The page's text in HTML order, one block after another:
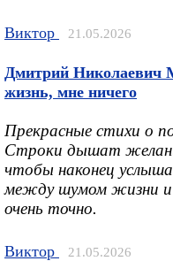
Виктор 21.05.2026
Дмитрий Николаевич
жизнь, мне ничего
Прекрасные стихи о
Строки дышат
чтобы наконец
между шумом жизни
очень точно.
Виктор 21.05.2026